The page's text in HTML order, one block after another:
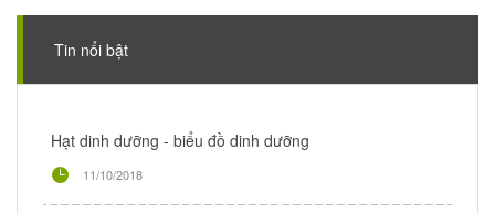
Tin nổi bật
Hạt dinh dưỡng - biểu đồ dinh dưỡng
11/10/2018